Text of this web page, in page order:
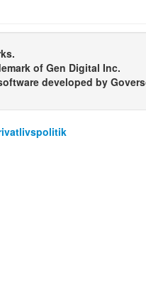
of Gen Digital Inc.
developed by